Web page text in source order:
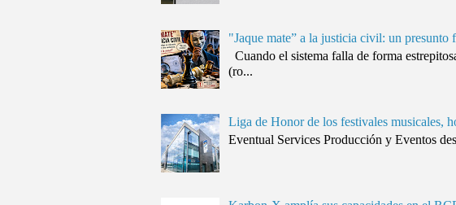
"Jaque mate” a la justicia civil: un presunto
Cuando el sistema falla de forma
(ro...
Liga de Honor de los festivales musicales,
Eventual Services Producción y Eventos